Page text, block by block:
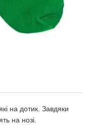
на дотик. Завдяки
на нозі.